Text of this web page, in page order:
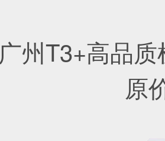
广州T3+高品
原